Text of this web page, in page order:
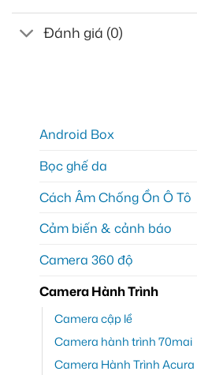
Đánh giá (0)
Android Box
Bọc ghế da
Cách Âm Chống Ồn Ô Tô
Cảm biến & cảnh báo
Camera 360 độ
Camera Hành Trình
Camera cập lề
Camera hành trình 70mai
Camera Hành Trình Acura